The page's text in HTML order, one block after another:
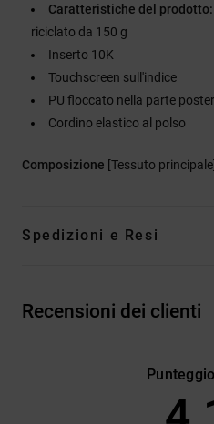
Caratteristiche del prodotto:
riciclato da 150 g
Inserto 10K
Touchscreen sull'indice
PU floccato nella parte
Cordino elastico al polso
Composizione [Tessuto
Spedizioni e Resi
Recensioni dei clienti